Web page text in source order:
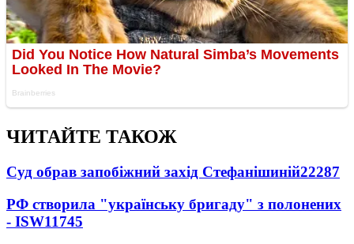
ЧИТАЙТЕ ТАКОЖ
Суд обрав запобіжний захід Стефанішиній22287
РФ створила "українську бригаду" з полонених
- ISW11745